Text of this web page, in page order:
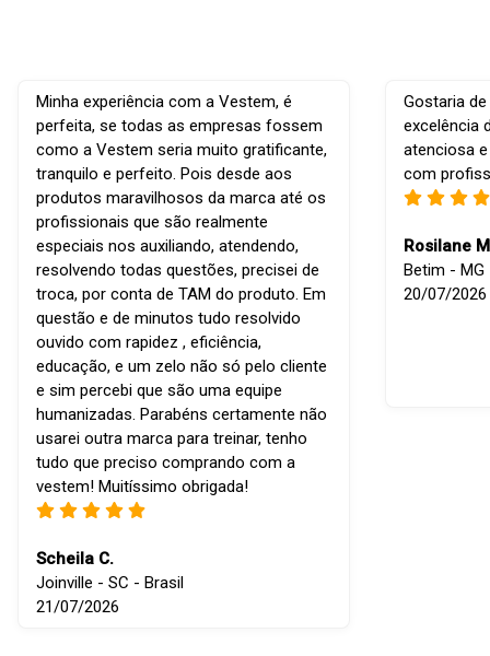
Minha experiência com a Vestem, é
perfeita, se todas as empresas fossem
como a Vestem seria muito gratificante,
tranquilo e perfeito. Pois desde aos
produtos maravilhosos da marca até os
profissionais que são realmente
especiais nos auxiliando, atendendo,
resolvendo todas questões, precisei de
troca, por conta de TAM do produto. Em
questão e de minutos tudo resolvido
ouvido com rapidez , eficiência,
educação, e um zelo não só pelo cliente
e sim percebi que são uma equipe
humanizadas. Parabéns certamente não
usarei outra marca para treinar, tenho
tudo que preciso comprando com a
vestem! Muitíssimo obrigada!
Scheila C.
Joinville - SC - Brasil
21/07/2026
Gostaria
excelência
atenciosa
com
Rosilane
Betim - MG
20/07/2026